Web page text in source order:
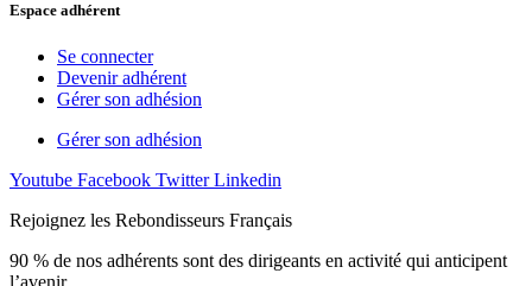
Espace adhérent
Se connecter
Devenir adhérent
Gérer son adhésion
Gérer son adhésion
Youtube Facebook Twitter Linkedin
Rejoignez les Rebondisseurs Français
90 % de nos adhérents sont des dirigeants en activité qui anticipent